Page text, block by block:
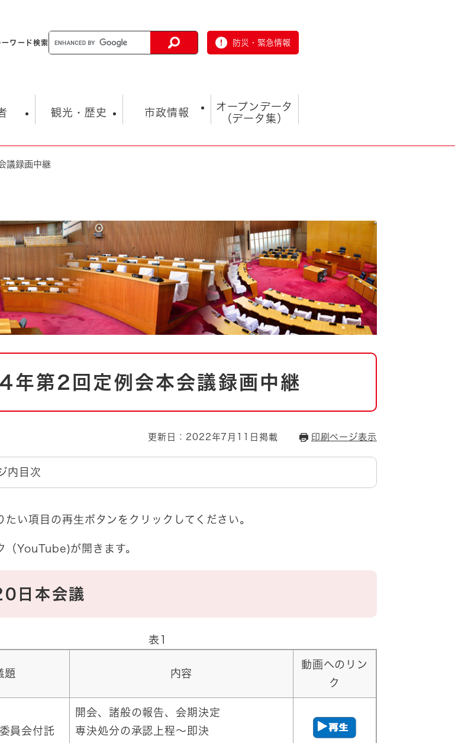
ーワード検索 防災・緊急情報
生涯学習・スポーツ
契約情報
福祉・介護
とじる
観光・歴史
スポット
とじる
市政情報
職員採用情報
の案内
オープンデータ
（データ集）
オープンデータ
議録画中継
年第2回定例会本会議録画中継
更新日：2022年7月11日掲載 印刷ページ表示
内目次
い項目の再生ボタンをクリックしてください。
YouTube)が開きます。
日本会議
表1
題 内容
動画へのリン
ク
員会付託
開会、諸般の報告、会期決定
専決処分の承認上程～即決